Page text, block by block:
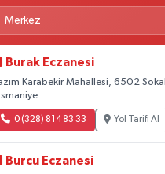
Burak Eczanesi
Karabekir Mahallesi, 6502
0 (328) 814 83 33 Yol Tarifi Al
Burcu Eczanesi